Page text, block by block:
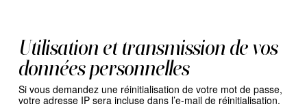
Utilisation et transmission de vos
données personnelles
Si vous demandez une réinitialisation de votre mot de passe,
votre adresse IP sera incluse dans l’e-mail de réinitialisation.